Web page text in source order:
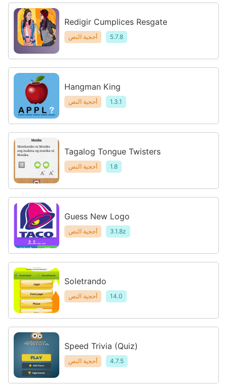
Redigir Cumplices Resgate
أحجية النص 5.7.8
Hangman King
أحجية النص 1.3.1
Tagalog Tongue Twisters
أحجية النص 1.8
Guess New Logo
أحجية النص 3.1.8z
Soletrando
أحجية النص 14.0
Speed Trivia (Quiz)
أحجية النص 4.7.5